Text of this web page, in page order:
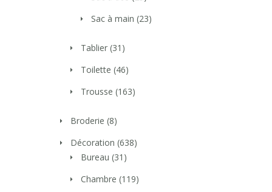
Sac à main (23)
Tablier (31)
Toilette (46)
Trousse (163)
Broderie (8)
Décoration (638)
Bureau (31)
Chambre (119)